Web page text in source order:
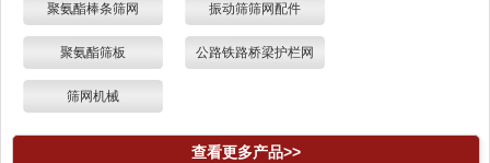
聚氨酯棒条筛网 振动筛筛网配件
聚氨酯筛板 公路铁路桥梁护栏网
筛网机械
查看更多产品>>